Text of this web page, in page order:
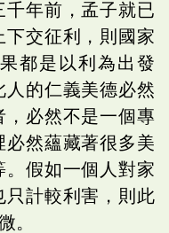
年前，孟子就已
交征利，則國家
都是以利為出發
的仁義美德必然
，必然不是一個專
然蘊藏著很多美
假如一個人對家
只計較利害，則此
。